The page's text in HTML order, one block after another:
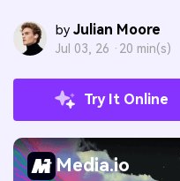
by Julian Moore
Jul 03, 26 · 20 min(s)
Try It Online
Media.io